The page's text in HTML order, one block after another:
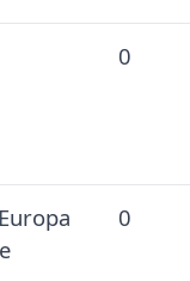
0
0